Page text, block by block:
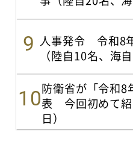
人事発令 令和8
（陸自10名、海
防衛省が「令和8
表 今回初めて紹
日）